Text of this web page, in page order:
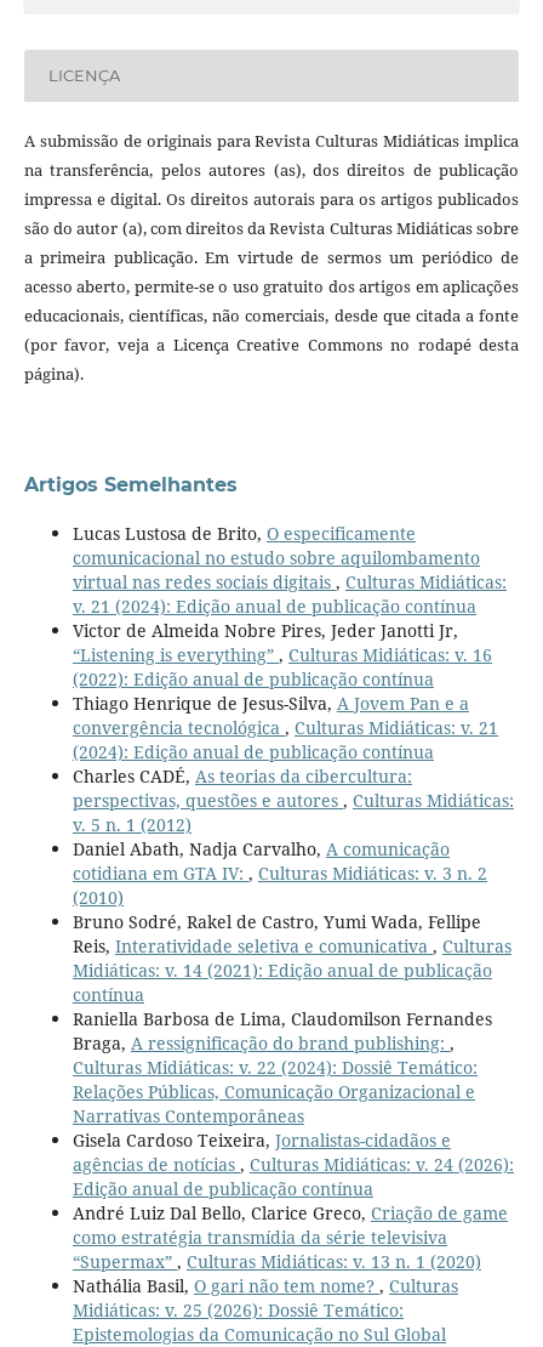
LICENÇA
A submissão de originais para Revista Culturas Midiáticas implica
na transferência, pelos autores (as), dos direitos de publicação
impressa e digital. Os direitos autorais para os artigos publicados
são do autor (a), com direitos da Revista Culturas Midiáticas sobre
a primeira publicação. Em virtude de sermos um periódico de
acesso aberto, permite-se o uso gratuito dos artigos em aplicações
educacionais, científicas, não comerciais, desde que citada a fonte
(por favor, veja a Licença Creative Commons no rodapé desta
página).
Artigos Semelhantes
Lucas Lustosa de Brito, O especificamente
comunicacional no estudo sobre aquilombamento
virtual nas redes sociais digitais , Culturas Midiáticas:
v. 21 (2024): Edição anual de publicação contínua
Victor de Almeida Nobre Pires, Jeder Janotti Jr,
“Listening is everything” , Culturas Midiáticas: v. 16
(2022): Edição anual de publicação contínua
Thiago Henrique de Jesus-Silva, A Jovem Pan e a
convergência tecnológica , Culturas Midiáticas: v. 21
(2024): Edição anual de publicação contínua
Charles CADÉ, As teorias da cibercultura:
perspectivas, questões e autores , Culturas Midiáticas:
v. 5 n. 1 (2012)
Daniel Abath, Nadja Carvalho, A comunicação
cotidiana em GTA IV: , Culturas Midiáticas: v. 3 n. 2
(2010)
Bruno Sodré, Rakel de Castro, Yumi Wada, Fellipe
Reis, Interatividade seletiva e comunicativa , Culturas
Midiáticas: v. 14 (2021): Edição anual de publicação
contínua
Raniella Barbosa de Lima, Claudomilson Fernandes
Braga, A ressignificação do brand publishing: ,
Culturas Midiáticas: v. 22 (2024): Dossiê Temático:
Relações Públicas, Comunicação Organizacional e
Narrativas Contemporâneas
Gisela Cardoso Teixeira, Jornalistas-cidadãos e
agências de notícias , Culturas Midiáticas: v. 24 (2026):
Edição anual de publicação contínua
André Luiz Dal Bello, Clarice Greco, Criação de game
como estratégia transmídia da série televisiva
“Supermax” , Culturas Midiáticas: v. 13 n. 1 (2020)
Nathália Basil, O gari não tem nome? , Culturas
Midiáticas: v. 25 (2026): Dossiê Temático:
Epistemologias da Comunicação no Sul Global